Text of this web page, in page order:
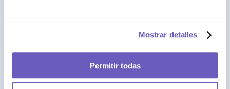
Mostrar detalles
Permitir todas